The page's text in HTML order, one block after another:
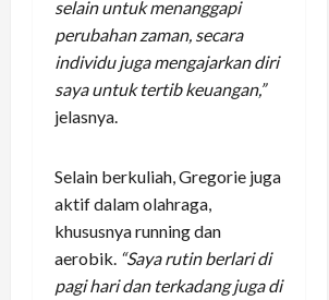
selain untuk menanggapi
perubahan zaman, secara
individu juga mengajarkan diri
saya untuk tertib keuangan,”
jelasnya.
Selain berkuliah, Gregorie juga
aktif dalam olahraga,
khususnya running dan
aerobik. “Saya rutin berlari di
pagi hari dan terkadang juga di